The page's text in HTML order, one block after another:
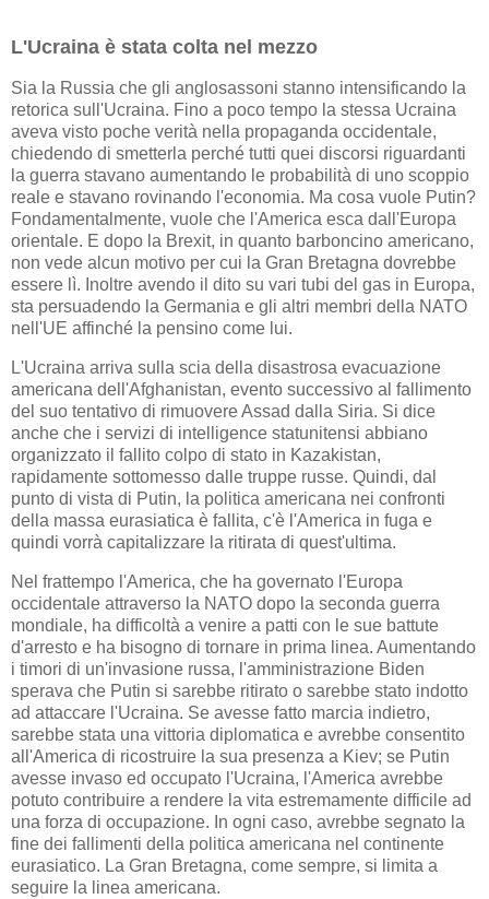
L'Ucraina è stata colta nel mezzo
Sia la Russia che gli anglosassoni stanno intensificando la
retorica sull'Ucraina. Fino a poco tempo la stessa Ucraina
aveva visto poche verità nella propaganda occidentale,
chiedendo di smetterla perché tutti quei discorsi riguardanti
la guerra stavano aumentando le probabilità di uno scoppio
reale e stavano rovinando l'economia. Ma cosa vuole Putin?
Fondamentalmente, vuole che l'America esca dall'Europa
orientale. E dopo la Brexit, in quanto barboncino americano,
non vede alcun motivo per cui la Gran Bretagna dovrebbe
essere lì. Inoltre avendo il dito su vari tubi del gas in Europa,
sta persuadendo la Germania e gli altri membri della NATO
nell'UE affinché la pensino come lui.
L'Ucraina arriva sulla scia della disastrosa evacuazione
americana dell'Afghanistan, evento successivo al fallimento
del suo tentativo di rimuovere Assad dalla Siria. Si dice
anche che i servizi di intelligence statunitensi abbiano
organizzato il fallito colpo di stato in Kazakistan,
rapidamente sottomesso dalle truppe russe. Quindi, dal
punto di vista di Putin, la politica americana nei confronti
della massa eurasiatica è fallita, c'è l'America in fuga e
quindi vorrà capitalizzare la ritirata di quest'ultima.
Nel frattempo l'America, che ha governato l'Europa
occidentale attraverso la NATO dopo la seconda guerra
mondiale, ha difficoltà a venire a patti con le sue battute
d'arresto e ha bisogno di tornare in prima linea. Aumentando
i timori di un'invasione russa, l'amministrazione Biden
sperava che Putin si sarebbe ritirato o sarebbe stato indotto
ad attaccare l'Ucraina. Se avesse fatto marcia indietro,
sarebbe stata una vittoria diplomatica e avrebbe consentito
all'America di ricostruire la sua presenza a Kiev; se Putin
avesse invaso ed occupato l'Ucraina, l'America avrebbe
potuto contribuire a rendere la vita estremamente difficile ad
una forza di occupazione. In ogni caso, avrebbe segnato la
fine dei fallimenti della politica americana nel continente
eurasiatico. La Gran Bretagna, come sempre, si limita a
seguire la linea americana.